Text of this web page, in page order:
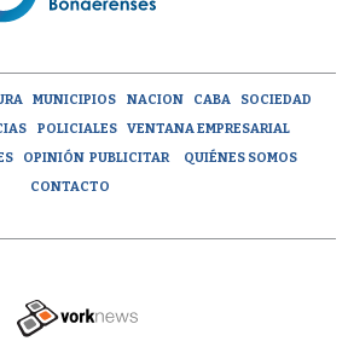
MUNICIPIOS NACION CABA
SOCIEDAD
POLICIALES
VENTANA EMPRESARIAL
OPINIÓN PUBLICITAR
QUIÉNES SOMOS
CONTACTO